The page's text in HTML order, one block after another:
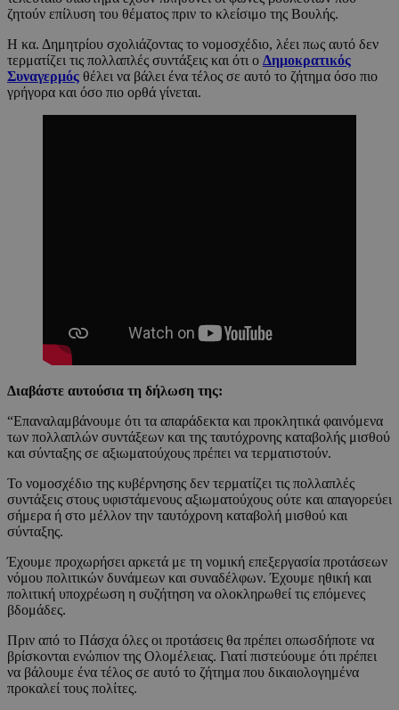
ζητούν επίλυση του θέματος πριν το κλείσιμο της Βουλής.
Η κα. Δημητρίου σχολιάζοντας το νομοσχέδιο, λέει πως αυτό δεν
τερματίζει τις πολλαπλές συντάξεις και ότι ο Δημοκρατικός
Συναγερμός θέλει να βάλει ένα τέλος σε αυτό το ζήτημα όσο πιο
γρήγορα και όσο πιο ορθά γίνεται.
Διαβάστε αυτούσια τη δήλωση της:
“Επαναλαμβάνουμε ότι τα απαράδεκτα και προκλητικά φαινόμενα
των πολλαπλών συντάξεων και της ταυτόχρονης καταβολής μισθού
και σύνταξης σε αξιωματούχους πρέπει να τερματιστούν.
Το νομοσχέδιο της κυβέρνησης δεν τερματίζει τις πολλαπλές
συντάξεις στους υφιστάμενους αξιωματούχους ούτε και απαγορεύει
σήμερα ή στο μέλλον την ταυτόχρονη καταβολή μισθού και
σύνταξης.
Έχουμε προχωρήσει αρκετά με τη νομική επεξεργασία προτάσεων
νόμου πολιτικών δυνάμεων και συναδέλφων. Έχουμε ηθική και
πολιτική υποχρέωση η συζήτηση να ολοκληρωθεί τις επόμενες
βδομάδες.
Πριν από το Πάσχα όλες οι προτάσεις θα πρέπει οπωσδήποτε να
βρίσκονται ενώπιον της Ολομέλειας. Γιατί πιστεύουμε ότι πρέπει
να βάλουμε ένα τέλος σε αυτό το ζήτημα που δικαιολογημένα
προκαλεί τους πολίτες.